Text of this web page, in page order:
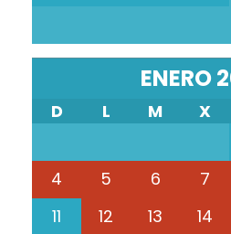
ENERO
D L M X
4
5 6 7
11
12 13 14